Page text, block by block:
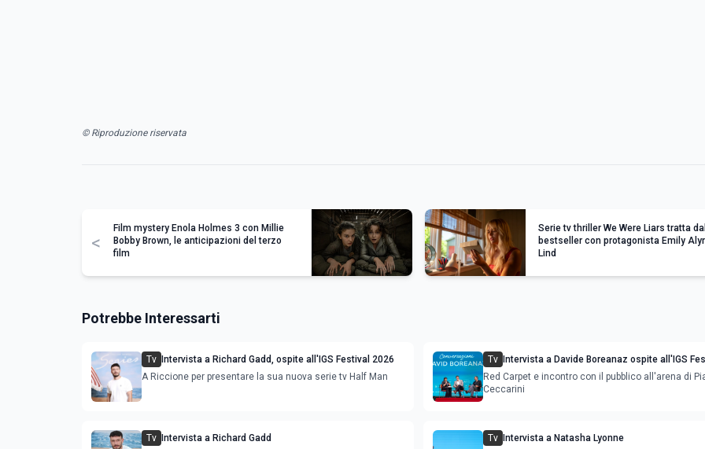
© Riproduzione riservata
<
Film mystery Enola Holmes 3 con Millie
Bobby Brown, le anticipazioni del terzo
film
Serie tv thriller We Were Liars tratta dal
bestseller con protagonista Emily
Lind
Potrebbe Interessarti
Tv
Intervista a Richard Gadd, ospite all'IGS Festival 2026
A Riccione per presentare la sua nuova serie tv Half Man
Tv
Intervista a Davide Boreanaz ospite all'IGS
2026
Red Carpet e incontro con il pubblico all'arena di
Ceccarini
Tv
Intervista a Richard Gadd
Tv
Intervista a Natasha Lyonne